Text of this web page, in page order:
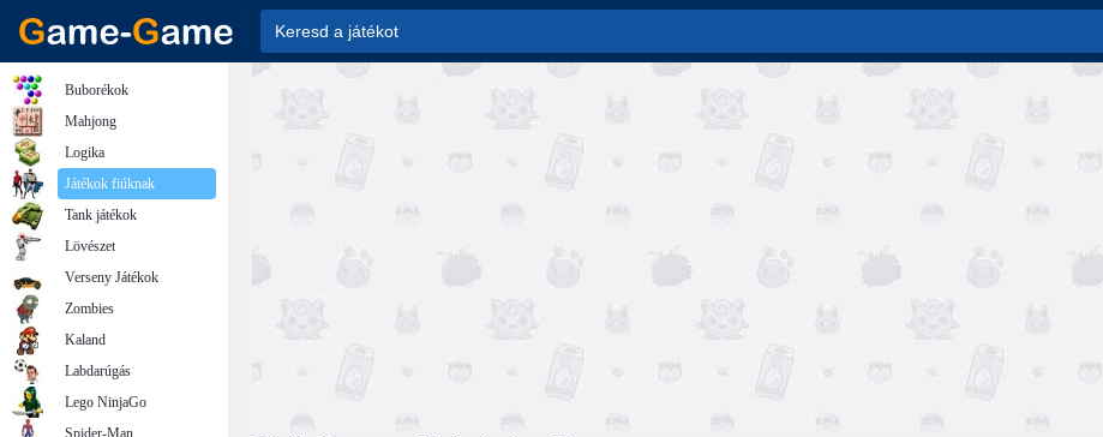
Buborékok
Mahjong
Logika
Játékok fiúknak
Tank játékok
Lövészet
Verseny Játékok
Zombies
Kaland
Labdarúgás
Lego NinjaGo
Spider-Man